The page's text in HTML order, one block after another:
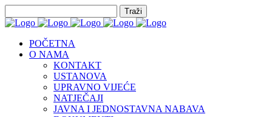
POČETNA
O NAMA
KONTAKT
USTANOVA
UPRAVNO VIJEĆE
NATJEČAJI
JAVNA I JEDNOSTAVNA NABAVA